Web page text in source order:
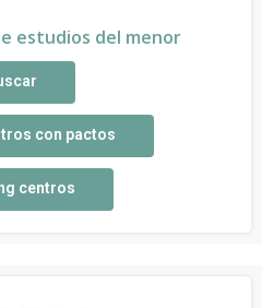
estudios del menor
con pactos
centros